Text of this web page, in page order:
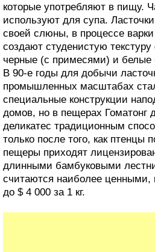
которые употребляют в пищу.
используют для супа.
своей слюны, в процессе
создают студенистую
черные (с примесями) и белые
В 90-е годы для добычи
промышленных масштабах
специальные конструкции
домов, но в пещерах Гоматонг
деликатес традиционным
только после того, как птенцы
пещеры приходят
длинными бамбуковыми
считаются наиболее ценными,
до $ 4 000 за 1 кг.